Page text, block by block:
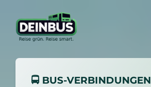
🚍 BUS-VERBINDUNGEN